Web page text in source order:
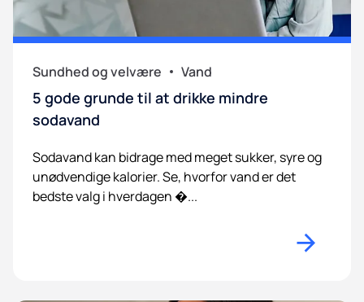
Sundhed og velvære Vand
5 gode grunde til at drikke mindre
sodavand
Sodavand kan bidrage med meget sukker, syre og
unødvendige kalorier. Se, hvorfor vand er det
bedste valg i hverdagen �...